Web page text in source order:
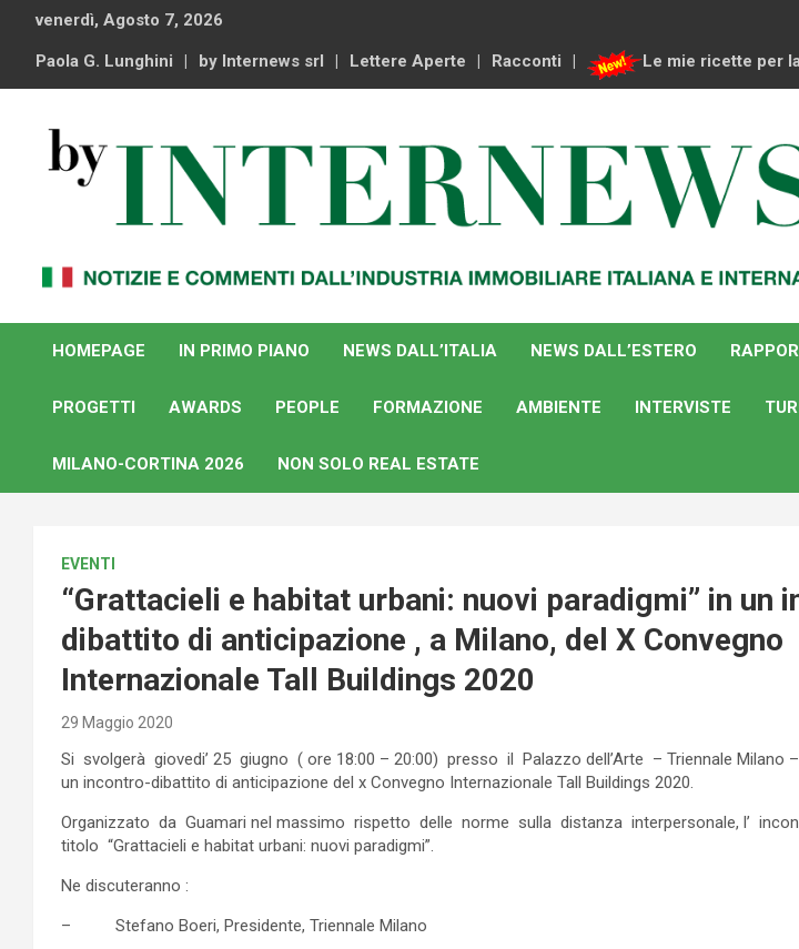
content
venerdì, Agosto 7, 2026
Paola G. Lunghini by Internews srl Lettere Aperte Racconti Le mie ricette per
By Internews
internazionale
HOMEPAGE
IN PRIMO PIANO NEWS DALL’ITALIA NEWS DALL’ESTERO
PROGETTI AWARDS PEOPLE FORMAZIONE AMBIENTE INTERVISTE
MILANO-CORTINA 2026 NON SOLO REAL ESTATE
EVENTI
“Grattacieli e habitat urbani: nuovi paradigmi” in un
dibattito di anticipazione , a Milano, del X Convegno
Internazionale Tall Buildings 2020
29 Maggio 2020
Si svolgerà giovedi’ 25 giugno ( ore 18:00 – 20:00) presso il Palazzo dell’Arte – Triennale Milano
un incontro-dibattito di anticipazione del x Convegno Internazionale Tall Buildings 2020.
Organizzato da Guamari nel massimo rispetto delle norme sulla distanza interpersonale, l’
titolo “Grattacieli e habitat urbani: nuovi paradigmi”.
Ne discuteranno :
– Stefano Boeri, Presidente, Triennale Milano